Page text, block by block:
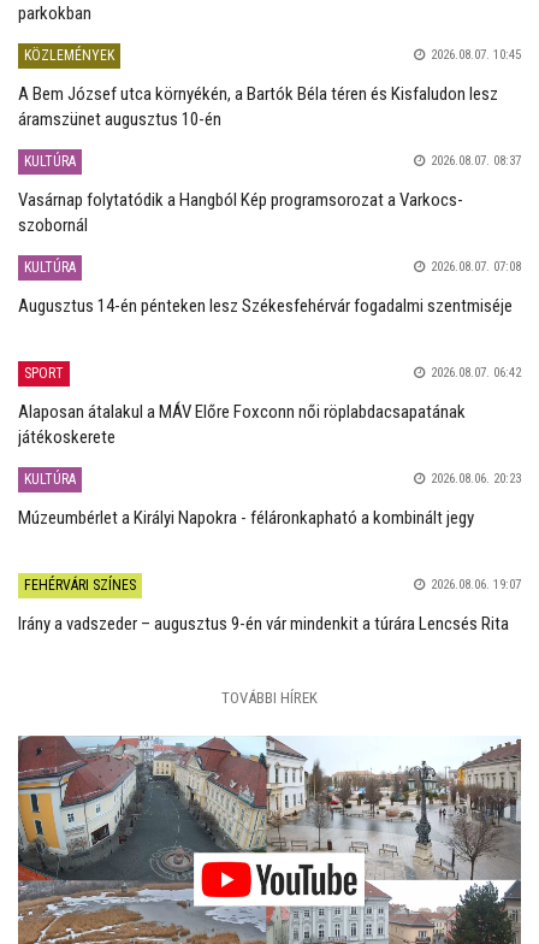
parkokban
KÖZLEMÉNYEK 2026.08.07. 10:45
A Bem József utca környékén, a Bartók Béla téren és Kisfaludon lesz
áramszünet augusztus 10-én
KULTÚRA 2026.08.07. 08:37
Vasárnap folytatódik a Hangból Kép programsorozat a Varkocs-
szobornál
KULTÚRA 2026.08.07. 07:08
Augusztus 14-én pénteken lesz Székesfehérvár fogadalmi szentmiséje
SPORT 2026.08.07. 06:42
Alaposan átalakul a MÁV Előre Foxconn női röplabdacsapatának
játékoskerete
KULTÚRA 2026.08.06. 20:23
Múzeumbérlet a Királyi Napokra - féláronkapható a kombinált jegy
FEHÉRVÁRI SZÍNES 2026.08.06. 19:07
Irány a vadszeder – augusztus 9-én vár mindenkit a túrára Lencsés Rita
TOVÁBBI HÍREK